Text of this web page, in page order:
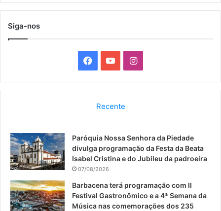
Siga-nos
a
b
o
k
o
u
b
I
n
a
g
a
Recente
Paróquia Nossa Senhora da Piedade
divulga programação da Festa da Beata
Isabel Cristina e do Jubileu da padroeira
07/08/2026
Barbacena terá programação com II
Festival Gastronômico e a 4ª Semana da
Música nas comemorações dos 235